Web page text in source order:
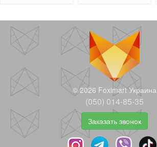
© 2026 Foximart Украина
(050) 014-85-35
Заказать звонок